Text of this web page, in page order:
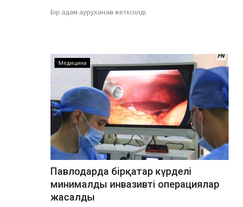
Бір адам ауруханаға жеткізілді.
Медицина
Павлодарда бірқатар күрделі
минималды инвазивті операциялар
жасалды